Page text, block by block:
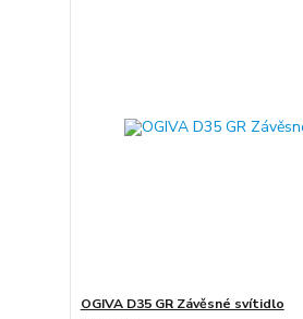
OGIVA D35 GR Závěsné svítidlo